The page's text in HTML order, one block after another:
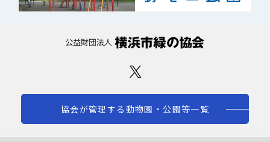
協会が管理する動物園・公園等一覧